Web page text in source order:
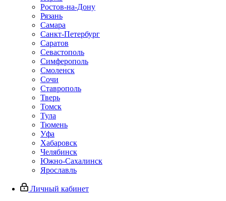
Ростов-на-Дону
Рязань
Самара
Санкт-Петербург
Саратов
Севастополь
Симферополь
Смоленск
Сочи
Ставрополь
Тверь
Томск
Тула
Тюмень
Уфа
Хабаровск
Челябинск
Южно-Сахалинск
Ярославль
Личный кабинет